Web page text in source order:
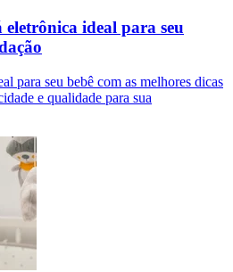
eletrônica ideal para seu
para seu bebê com as melhores dicas
e qualidade para sua